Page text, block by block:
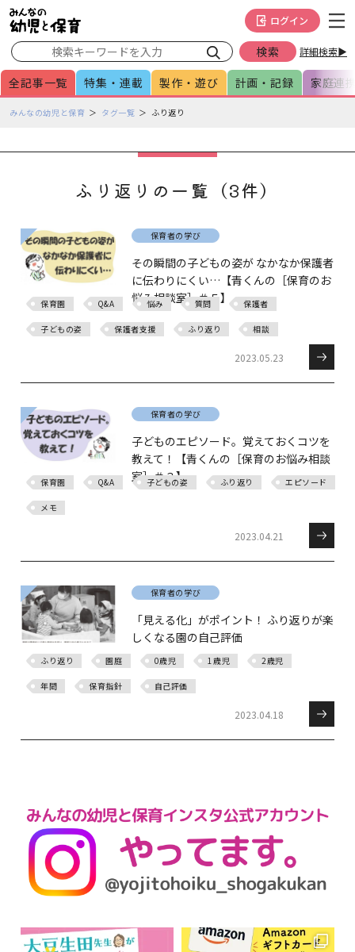
詳細検索▶
ログイン
全記事一覧 特集・連載 製作・遊び 計画・記録 家庭連
ペみんなの幼児と保育 タグ一覧 ふり返り
ふり返りの一覧（3件）
保育者の学び
その瞬間の子どもの姿が なかなか保護者
に伝わりにくい…【青くんの［保育のお
悩み相談室］＃５】
保育園 Q&A 悩み 質問 保護者
子どもの姿 保護者支援 ふり返り 相談
2023.05.23
保育者の学び
子どものエピソード。覚えておくコツを
教えて！【青くんの［保育のお悩み相談
室］＃３】
保育園 Q&A 子どもの姿 ふり返り エピソード
メモ
2023.04.21
保育者の学び
「見える化」がポイント！ ふり返りが楽
しくなる園の自己評価
ふり返り 園庭 0歳児 1歳児 2歳児
年間 保育指針 自己評価
2023.04.18